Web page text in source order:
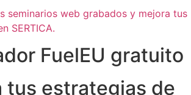
seminarios web grabados y mejora tus
SERTICA.
FuelEU gratuito
tus estrategias de